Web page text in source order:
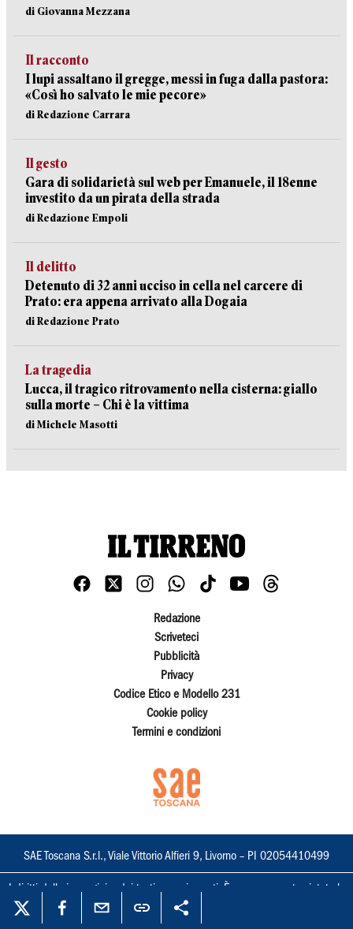
di Giovanna Mezzana
Il racconto
I lupi assaltano il gregge, messi in fuga dalla pastora:
«Così ho salvato le mie pecore»
di Redazione Carrara
Il gesto
Gara di solidarietà sul web per Emanuele, il 18enne
investito da un pirata della strada
di Redazione Empoli
Il delitto
Detenuto di 32 anni ucciso in cella nel carcere di
Prato: era appena arrivato alla Dogaia
di Redazione Prato
La tragedia
Lucca, il tragico ritrovamento nella cisterna: giallo
sulla morte – Chi è la vittima
di Michele Masotti
Redazione
Scriveteci
Pubblicità
Privacy
Codice Etico e Modello 231
Cookie policy
Termini e condizioni
SAE Toscana S.r.l., Viale Vittorio Alfieri 9, Livorno – PI 02054410499
I diritti delle immagini e dei testi sono riservati. È espressamente vietata la
loro riproduzione con qualsiasi mezzo e l'adattamento totale o parziale.